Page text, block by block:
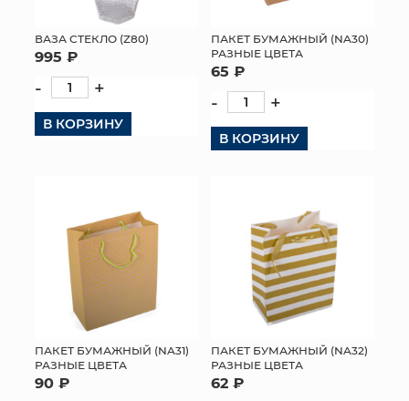
ВАЗА СТЕКЛО (Z80)
995 ₽
- +
В КОРЗИНУ
ПАКЕТ БУМАЖНЫЙ (NA30)
РАЗНЫЕ ЦВЕТА
65 ₽
- +
В КОРЗИНУ
ПАКЕТ БУМАЖНЫЙ (NA31)
РАЗНЫЕ ЦВЕТА
90 ₽
ПАКЕТ БУМАЖНЫЙ (NA32)
РАЗНЫЕ ЦВЕТА
62 ₽